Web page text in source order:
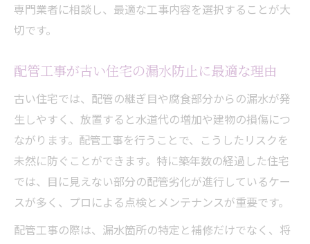
専門業者に相談し、最適な工事内容を選択することが大
切です。
配管工事が古い住宅の漏水防止に最適な理由
古い住宅では、配管の継ぎ目や腐食部分からの漏水が発
生しやすく、放置すると水道代の増加や建物の損傷につ
ながります。配管工事を行うことで、こうしたリスクを
未然に防ぐことができます。特に築年数の経過した住宅
では、目に見えない部分の配管劣化が進行しているケー
スが多く、プロによる点検とメンテナンスが重要です。
配管工事の際は、漏水箇所の特定と補修だけでなく、将